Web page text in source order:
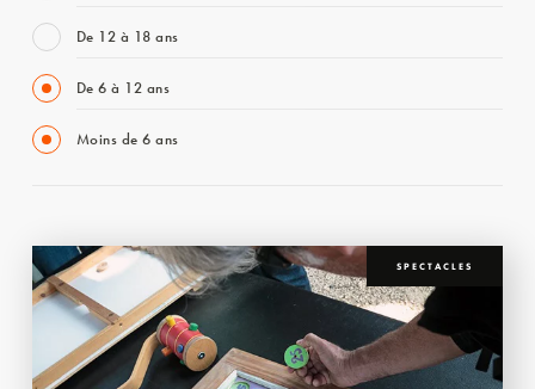
De 12 à 18 ans
De 6 à 12 ans
Moins de 6 ans
SPECTACLES